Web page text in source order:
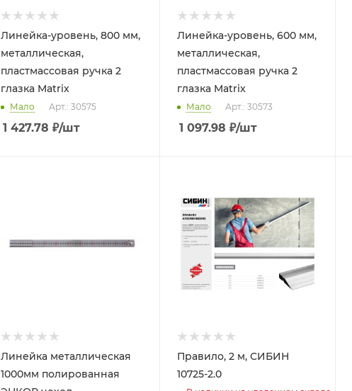
Линейка-уровень, 800 мм,
металлическая,
пластмассовая ручка 2
глазка Matrix
Мало Арт.: 30575
1 427.78 ₽/шт
Линейка-уровень, 600 мм,
металлическая,
пластмассовая ручка 2
глазка Matrix
Мало Арт.: 30573
1 097.98 ₽/шт
Линейка металлическая
1000мм полированная
Правило, 2 м, СИБИН
10725-2.0